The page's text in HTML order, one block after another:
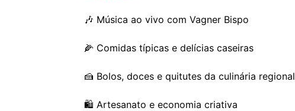
🎶 Música ao vivo com Vagner Bispo
🌽 Comidas típicas e delícias caseiras
🍰 Bolos, doces e quitutes da culinária regional
🛍️ Artesanato e economia criativa